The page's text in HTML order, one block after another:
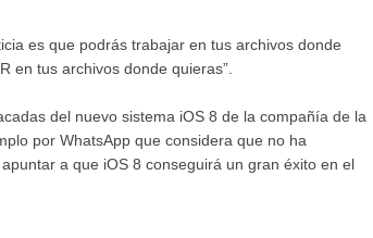
es que podrás trabajar en tus archivos donde
en tus archivos donde quieras”.
del nuevo sistema iOS 8 de la compañía de la
por WhatsApp que considera que no ha
a que iOS 8 conseguirá un gran éxito en el